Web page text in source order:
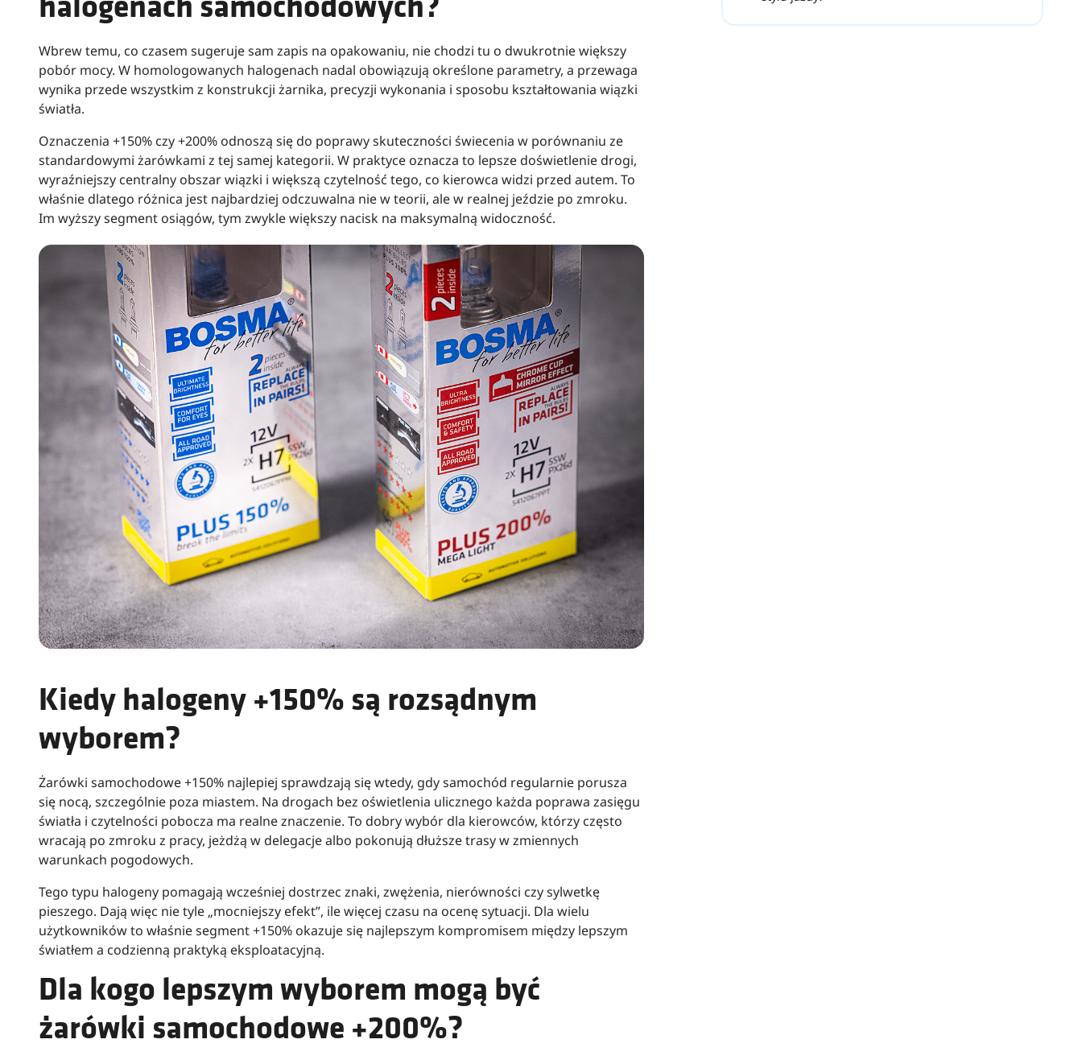
halogenach samochodowych?
Wbrew temu, co czasem sugeruje sam zapis na opakowaniu, nie chodzi tu o dwukrotnie większy
pobór mocy. W homologowanych halogenach nadal obowiązują określone parametry, a przewaga
wynika przede wszystkim z konstrukcji żarnika, precyzji wykonania i sposobu kształtowania wiązki
światła.
Oznaczenia +150% czy +200% odnoszą się do poprawy skuteczności świecenia w porównaniu ze
standardowymi żarówkami z tej samej kategorii. W praktyce oznacza to lepsze doświetlenie drogi,
wyraźniejszy centralny obszar wiązki i większą czytelność tego, co kierowca widzi przed autem. To
właśnie dlatego różnica jest najbardziej odczuwalna nie w teorii, ale w realnej jeździe po zmroku.
Im wyższy segment osiągów, tym zwykle większy nacisk na maksymalną widoczność.
Kiedy halogeny +150% są rozsądnym
wyborem?
Żarówki samochodowe +150% najlepiej sprawdzają się wtedy, gdy samochód regularnie porusza
się nocą, szczególnie poza miastem. Na drogach bez oświetlenia ulicznego każda poprawa zasięgu
światła i czytelności pobocza ma realne znaczenie. To dobry wybór dla kierowców, którzy często
wracają po zmroku z pracy, jeżdżą w delegacje albo pokonują dłuższe trasy w zmiennych
warunkach pogodowych.
Tego typu halogeny pomagają wcześniej dostrzec znaki, zwężenia, nierówności czy sylwetkę
pieszego. Dają więc nie tyle „mocniejszy efekt”, ile więcej czasu na ocenę sytuacji. Dla wielu
użytkowników to właśnie segment +150% okazuje się najlepszym kompromisem między lepszym
światłem a codzienną praktyką eksploatacyjną.
Dla kogo lepszym wyborem mogą być
żarówki samochodowe +200%?